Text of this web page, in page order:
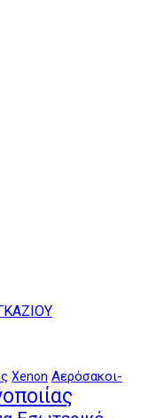
Xenon Αερόσακοι-